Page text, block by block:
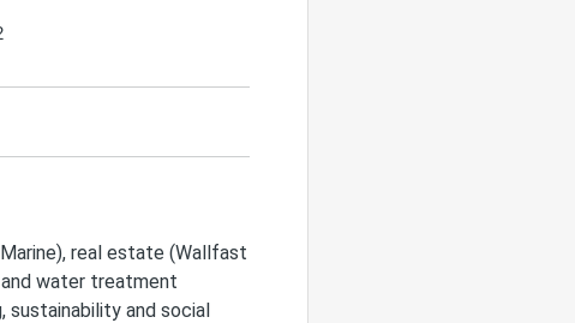
real estate (Wallfast
and water treatment
sustainability and social